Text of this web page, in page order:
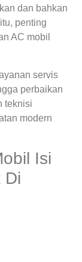
dan bahkan
penting
AC mobil
servis
perbaikan
teknisi
modern
Isi
Di